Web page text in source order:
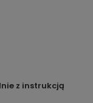
z instrukcją